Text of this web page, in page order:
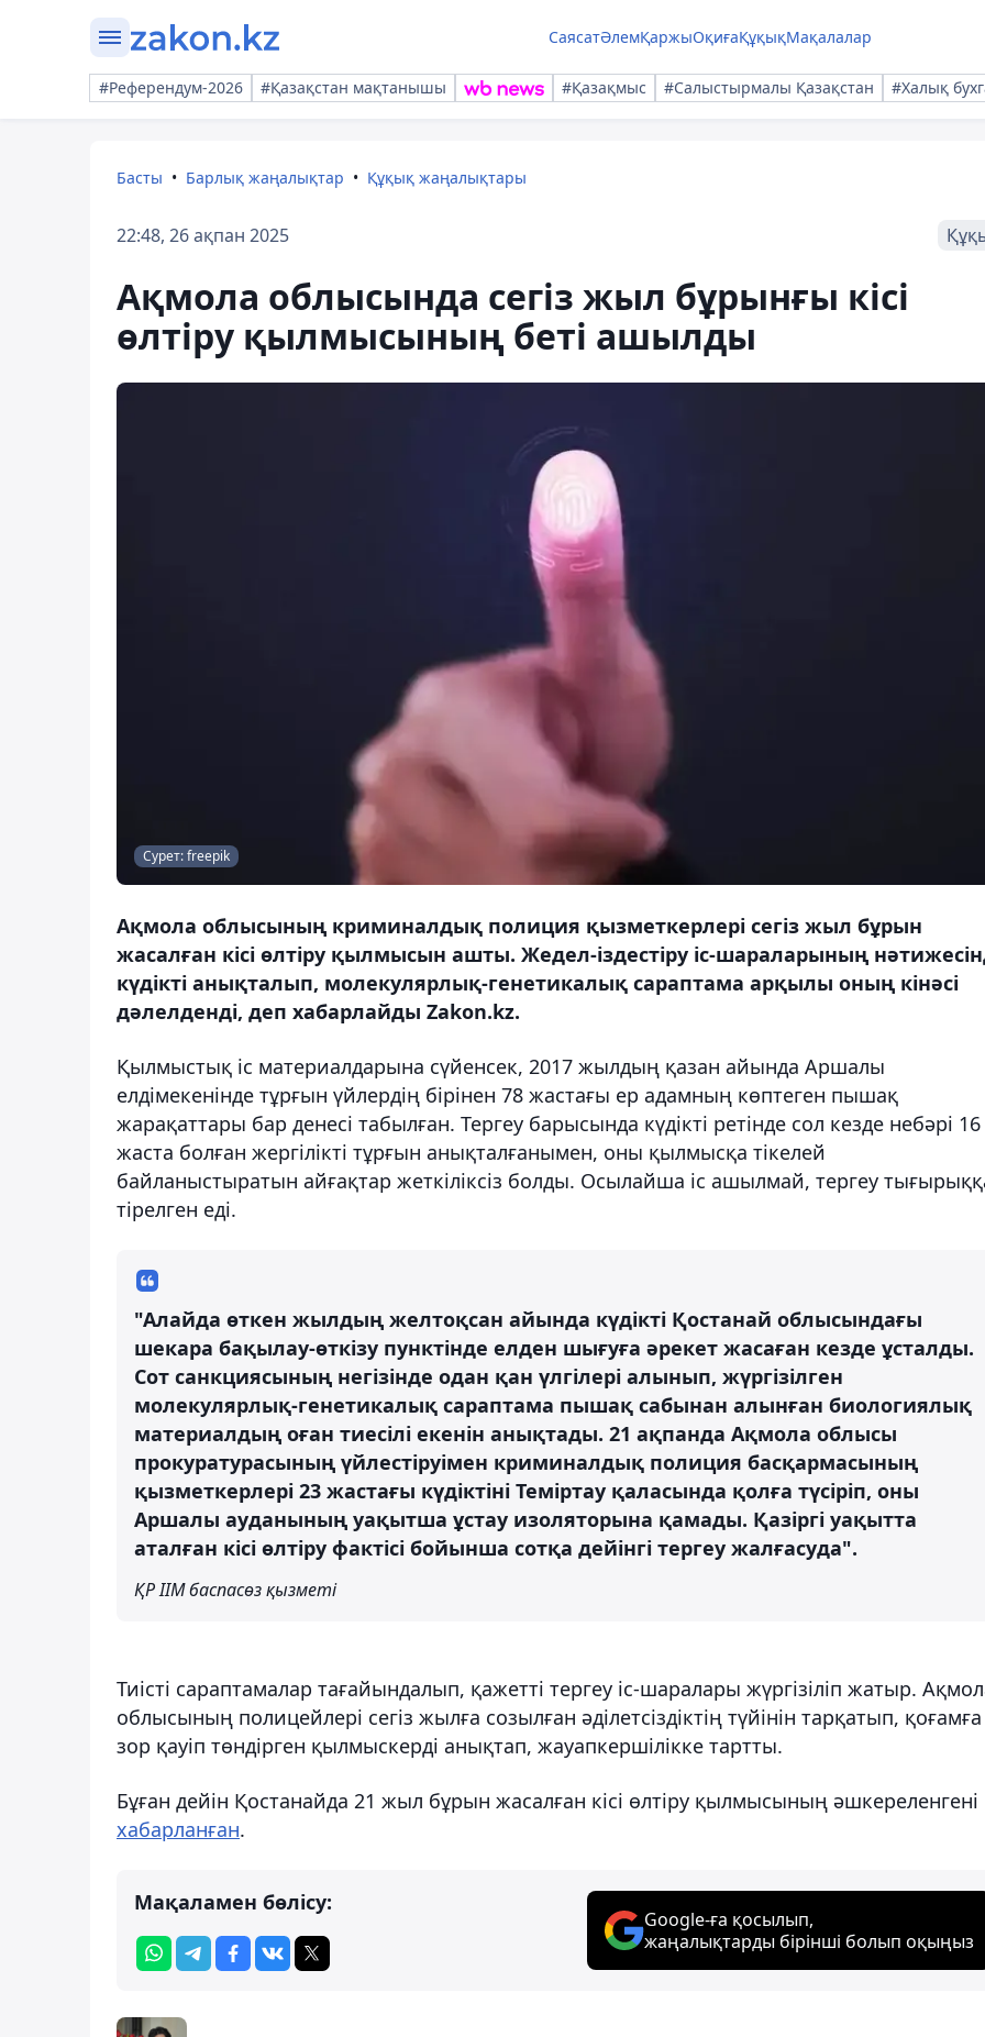
СаясатӘлемҚаржыОқиғаҚұқықМақалалар
#Референдум-2026 #Қазақстан мақтанышы #Қазақмыс #Салыстырмалы Қазақстан #Халық
Басты Барлық жаңалықтар Құқық жаңалықтары
22:48, 26 ақпан 2025
Ақмола облысында сегіз жыл бұрынғы кісі
өлтіру қылмысының беті ашылды
Сурет: freepik
Ақмола облысының криминалдық полиция қызметкерлері сегіз жыл бұрын
жасалған кісі өлтіру қылмысын ашты. Жедел-іздестіру іс-шараларының
күдікті анықталып, молекулярлық-генетикалық сараптама арқылы оның кінәсі
дәлелденді, деп хабарлайды Zakon.kz.
Қылмыстық іс материалдарына сүйенсек, 2017 жылдың қазан айында Аршалы
елдімекенінде тұрғын үйлердің бірінен 78 жастағы ер адамның көптеген пышақ
жарақаттары бар денесі табылған. Тергеу барысында күдікті ретінде сол кезде небәрі 16
жаста болған жергілікті тұрғын анықталғанымен, оны қылмысқа тікелей
байланыстыратын айғақтар жеткіліксіз болды. Осылайша іс ашылмай, тергеу
тірелген еді.
"Алайда өткен жылдың желтоқсан айында күдікті Қостанай облысындағы
шекара бақылау-өткізу пунктінде елден шығуға әрекет жасаған кезде ұсталды.
Сот санкциясының негізінде одан қан үлгілері алынып, жүргізілген
молекулярлық-генетикалық сараптама пышақ сабынан алынған биологиялық
материалдың оған тиесілі екенін анықтады. 21 ақпанда Ақмола облысы
прокуратурасының үйлестіруімен криминалдық полиция басқармасының
қызметкерлері 23 жастағы күдіктіні Теміртау қаласында қолға түсіріп, оны
Аршалы ауданының уақытша ұстау изоляторына қамады. Қазіргі уақытта
аталған кісі өлтіру фактісі бойынша сотқа дейінгі тергеу жалғасуда".
ҚР ІІМ баспасөз қызметі
Тиісті сараптамалар тағайындалып, қажетті тергеу іс-шаралары жүргізіліп жатыр.
облысының полицейлері сегіз жылға созылған әділетсіздіктің түйінін тарқатып, қоғамға
зор қауіп төндірген қылмыскерді анықтап, жауапкершілікке тартты.
Бұған дейін Қостанайда 21 жыл бұрын жасалған кісі өлтіру қылмысының әшкереленгені
хабарланған.
Мақаламен бөлісу:
Google-ға қосылып,
жаңалықтарды бірінші болып оқыңыз